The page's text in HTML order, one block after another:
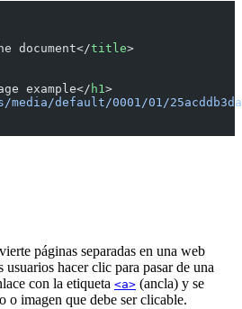
document</title>
example</ h1>
media/default/0001/01/
páginas separadas en una web
hacer clic para pasar de una
con la etiqueta <a> (ancla) y se
o imagen que debe ser clicable.